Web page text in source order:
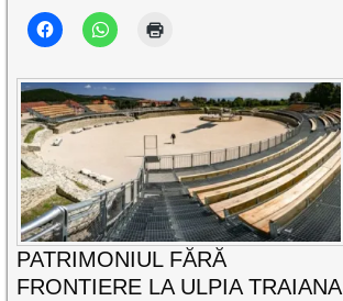
PATRIMONIUL FĂRĂ
FRONTIERE LA ULPIA TRAIANA